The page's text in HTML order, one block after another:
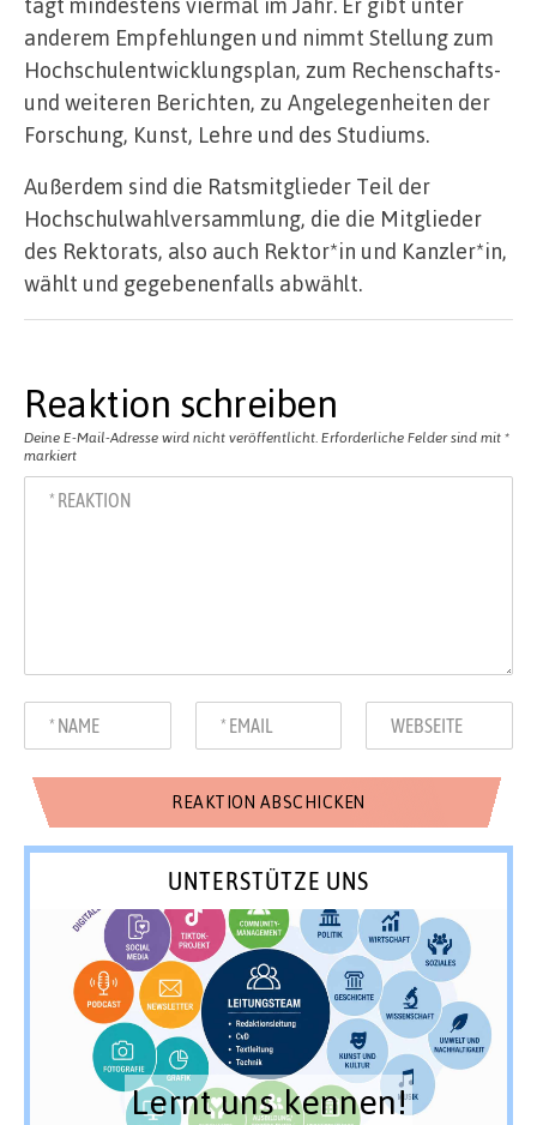
tagt mindestens viermal im Jahr. Er gibt unter
anderem Empfehlungen und nimmt Stellung zum
Hochschulentwicklungsplan, zum Rechenschafts-
und weiteren Berichten, zu Angelegenheiten der
Forschung, Kunst, Lehre und des Studiums.
Außerdem sind die Ratsmitglieder Teil der
Hochschulwahlversammlung, die die Mitglieder
des Rektorats, also auch Rektor*in und Kanzler*in,
wählt und gegebenenfalls abwählt.
Reaktion schreiben
Deine E-Mail-Adresse wird nicht veröffentlicht. Erforderliche Felder sind mit *
markiert
UNTERSTÜTZE UNS
Lernt uns kennen!